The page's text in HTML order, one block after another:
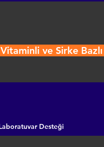
ve Sirke
Desteği